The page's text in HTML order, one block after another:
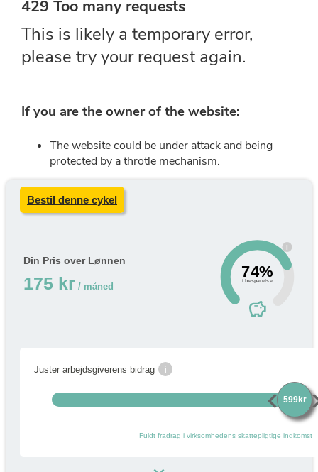
Bestil denne cykel
Din Pris over Lønnen
175 kr / måned
i
74%
i besparelse
savings
Juster arbejdsgiverens bidrag i
chevron_left599kr
Fuldt fradrag i virksomhedens skattepligtige indkomst